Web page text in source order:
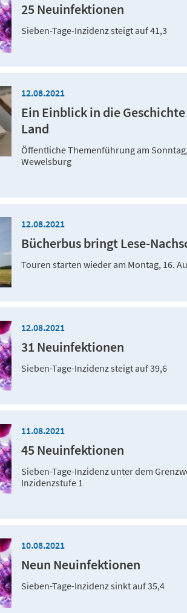
25 Neuinfektionen
Sieben-Tage-Inzidenz steigt auf 41,3
12.08.2021
Ein Einblick in die
Land
Öffentliche Themenführung am
Wewelsburg
12.08.2021
Bücherbus bringt Lese-
Touren starten wieder am Montag, 16.
12.08.2021
31 Neuinfektionen
Sieben-Tage-Inzidenz steigt auf 39,6
11.08.2021
45 Neuinfektionen
Sieben-Tage-Inzidenz unter dem
Inzidenzstufe 1
10.08.2021
Neun Neuinfektionen
Sieben-Tage-Inzidenz sinkt auf 35,4